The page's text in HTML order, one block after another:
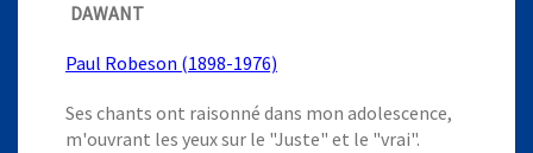
DAWANT
Paul Robeson (1898-1976)
Ses chants ont raisonné dans mon adolescence,
m'ouvrant les yeux sur le "Juste" et le "vrai".